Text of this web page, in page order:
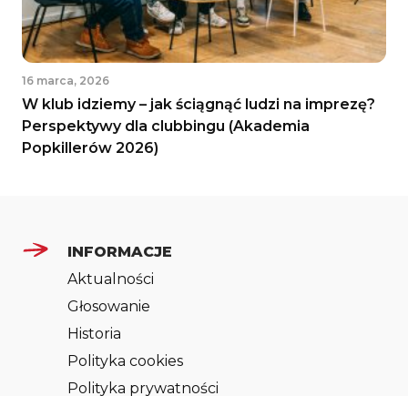
16 marca, 2026
W klub idziemy – jak ściągnąć ludzi na imprezę?
Perspektywy dla clubbingu (Akademia
Popkillerów 2026)
INFORMACJE
Aktualności
Głosowanie
Historia
Polityka cookies
Polityka prywatności